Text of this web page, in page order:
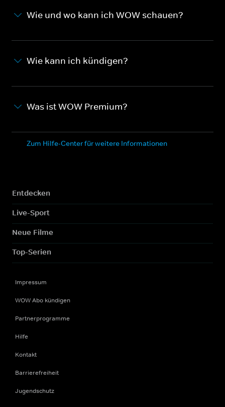
Wie und wo kann ich WOW schauen?
Wie kann ich kündigen?
Was ist WOW Premium?
Zum Hilfe-Center für weitere Informationen
Entdecken
Live-Sport
Neue Filme
Top-Serien
Impressum
WOW Abo kündigen
Partnerprogramme
Hilfe
Kontakt
Barrierefreiheit
Jugendschutz